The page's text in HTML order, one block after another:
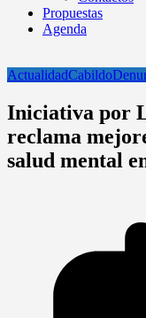
Propuestas
Agenda
ActualidadCabildo
Iniciativa por
reclama
salud mental